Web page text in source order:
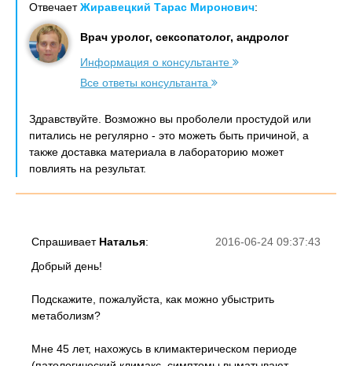
ОтвечаетЖиравецкий Тарас Миронович:
Врач уролог, сексопатолог, андролог
Информация о консультанте
Все ответы консультанта
Здравствуйте. Возможно вы проболели простудой или
питались не регулярно - это можеть быть причиной, а
также доставка материала в лабораторию может
повлиять на результат.
2016-06-24 09:37:43
Спрашивает Наталья:
Добрый день!
Подскажите, пожалуйста, как можно убыстрить
метаболизм?
Мне 45 лет, нахожусь в климактерическом периоде